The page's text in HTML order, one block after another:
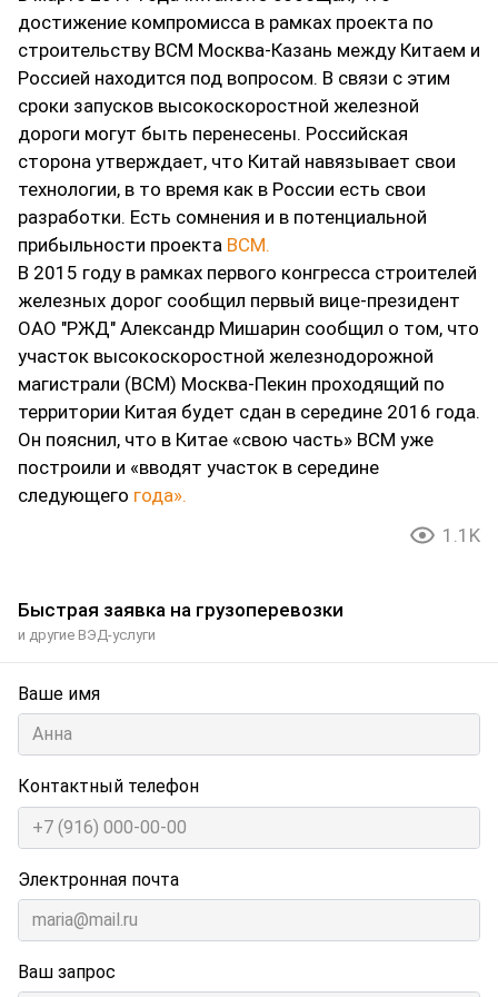
достижение компромисса в рамках проекта по
строительству ВСМ Москва-Казань между Китаем и
Россией находится под вопросом. В связи с этим
сроки запусков высокоскоростной железной
дороги могут быть перенесены. Российская
сторона утверждает, что Китай навязывает свои
технологии, в то время как в России есть свои
разработки. Есть сомнения и в потенциальной
прибыльности проекта ВСМ.
В 2015 году в рамках первого конгресса строителей
железных дорог сообщил первый вице-президент
ОАО "РЖД" Александр Мишарин сообщил о том, что
участок высокоскоростной железнодорожной
магистрали (ВСМ) Москва-Пекин проходящий по
территории Китая будет сдан в середине 2016 года.
Он пояснил, что в Китае «свою часть» ВСМ уже
построили и «вводят участок в середине
следующего года».
1.1K
Быстрая заявка на грузоперевозки
и другие ВЭД-услуги
Ваше имя
Контактный телефон
Электронная почта
Ваш запрос